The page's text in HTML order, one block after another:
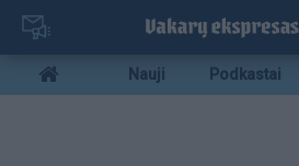
Pereiti
pagrindinį
turinį
Mobile
menu
Nauji Podkastai